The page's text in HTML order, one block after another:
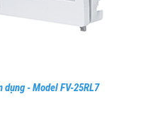
- Model FV-25RL7